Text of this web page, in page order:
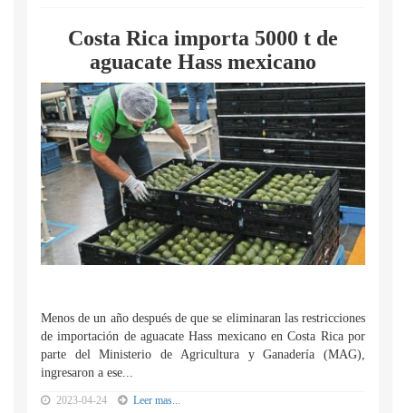
Costa Rica importa 5000 t de
aguacate Hass mexicano
Menos de un año después de que se eliminaran las restricciones
de importación de aguacate Hass mexicano en Costa Rica por
parte del Ministerio de Agricultura y Ganadería (MAG),
ingresaron a ese...
2023-04-24 Leer mas...